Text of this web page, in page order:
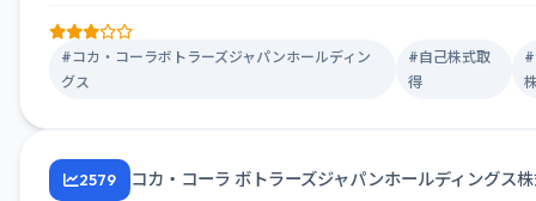
#コカ・コーラボトラーズジャパンホールディン
グス
#自己株式取
得
2579 コカ・コーラ ボトラーズジャパンホールディングス